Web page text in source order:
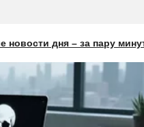
новости дня – за пару